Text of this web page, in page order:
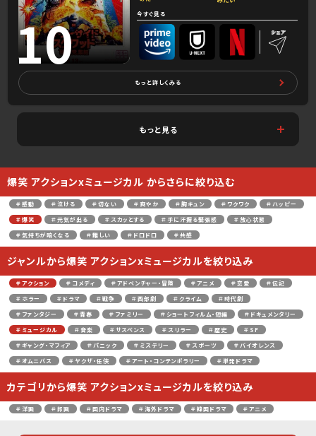
10 今すぐ見る
もっと詳しくみる
もっと見る
爆笑 アクションxミュージカル からさらに絞り込む
＃感動 ＃泣ける ＃切ない ＃爽やか ＃胸キュン ＃ワクワク
＃ハッピー
＃爆笑
＃元気が出る ＃スカッとする ＃手に汗握る緊張感
＃放心状態
＃気持ちが暗くなる
＃難しい ＃ドロドロ ＃共感
ジャンルから爆笑 アクションxミュージカルを絞り込み
＃アクション ＃コメディ ＃アドベンチャー・冒険 ＃アニメ ＃恋愛
＃伝記
＃ホラー
＃ドラマ ＃戦争 ＃西部劇 ＃クライム
＃時代劇
＃ファンタジー
＃青春 ＃ファミリー ＃ショートフィルム・短編
＃ドキュメンタリー
＃ミュージカル
＃音楽 ＃サスペンス ＃スリラー ＃歴史
＃SF
＃ギャング・マフィア
＃パニック ＃ミステリー ＃スポーツ
＃バイオレンス
＃オムニバス
＃ヤクザ・任侠 ＃アート・コンテンポラリー ＃単発ドラマ
カテゴリから爆笑 アクションxミュージカルを絞り込み
＃洋画 ＃邦画 ＃国内ドラマ ＃海外ドラマ ＃韓国ドラマ ＃アニメ